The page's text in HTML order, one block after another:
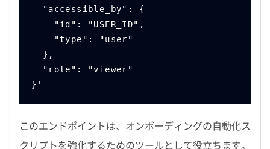
  "accessible_by": {
    "id": "USER_ID",
    "type": "user"
  },
  "role": "viewer"
}'
このエンドポイントは、オンボーディングの自動化ス
クリプトを強化するためのツールとして役立ちます。